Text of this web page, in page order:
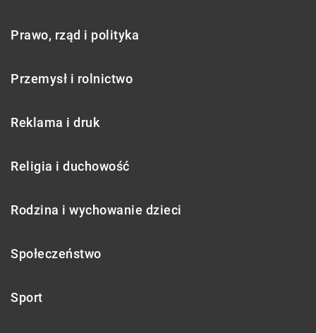
Prawo, rząd i polityka
Przemysł i rolnictwo
Reklama i druk
Religia i duchowość
Rodzina i wychowanie dzieci
Społeczeństwo
Sport